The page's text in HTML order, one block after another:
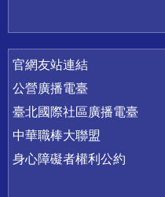
官網友站連結
公營廣播電臺
臺北國際社區廣播電臺
中華職棒大聯盟
身心障礙者權利公約